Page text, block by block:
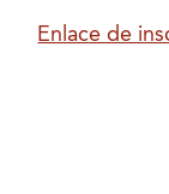
Enlace de